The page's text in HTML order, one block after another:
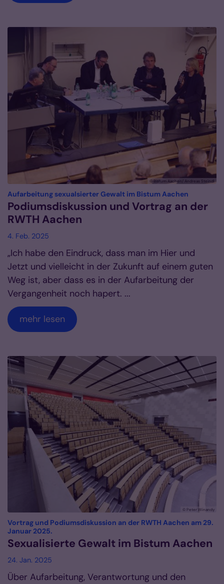
© Bistum Aachen/ Andreas Steindl
Aufarbeitung sexualsierter Gewalt im Bistum Aachen
Podiumsdiskussion und Vortrag an der
RWTH Aachen
4. Feb. 2025
„Ich habe den Eindruck, dass man im Hier und
Jetzt und vielleicht in der Zukunft auf einem guten
Weg ist, aber dass es in der Aufarbeitung der
Vergangenheit noch hapert. ...
mehr lesen
© Peter Winandy
Vortrag und Podiumsdiskussion an der RWTH Aachen am 29.
Januar 2025.
Sexualisierte Gewalt im Bistum Aachen
24. Jan. 2025
Über Aufarbeitung, Verantwortung und den